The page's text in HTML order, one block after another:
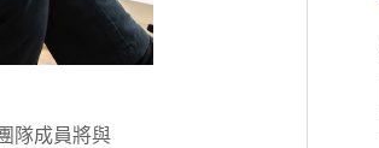
隊成員將與